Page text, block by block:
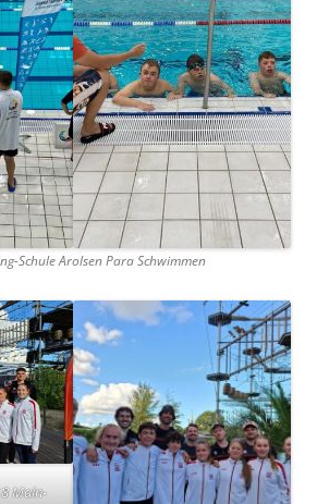
Schule Arolsen Para Schwimmen
Main-